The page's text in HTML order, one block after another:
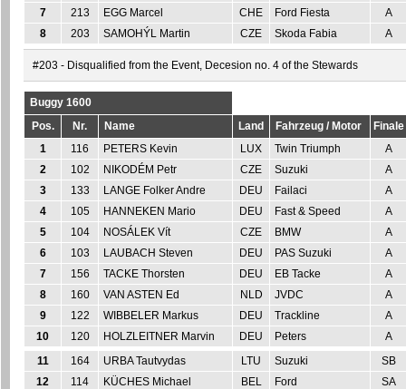
7
213 EGG Marcel CHE Ford Fiesta
A
8
203 SAMOHÝL Martin CZE Skoda Fabia A
#203 - Disqualified from the Event, Decesion no. 4 of the Stewards
Buggy 1600
Pos.
Nr. Name Land Fahrzeug / Motor
Finale
1
116 PETERS Kevin LUX Twin Triumph
A
2
102 NIKODÉM Petr CZE Suzuki
A
3
133 LANGE Folker Andre DEU Failaci
A
4
105 HANNEKEN Mario DEU Fast & Speed
A
5
104 NOSÁLEK Vít CZE BMW
A
6
103 LAUBACH Steven DEU PAS Suzuki
A
7
156 TACKE Thorsten DEU EB Tacke
A
8
160 VAN ASTEN Ed NLD JVDC
A
9
122 WIBBELER Markus DEU Trackline
A
10
120 HOLZLEITNER Marvin DEU Peters
A
11
164 URBA Tautvydas LTU Suzuki
SB
12
114 KÜCHES Michael BEL Ford
SA